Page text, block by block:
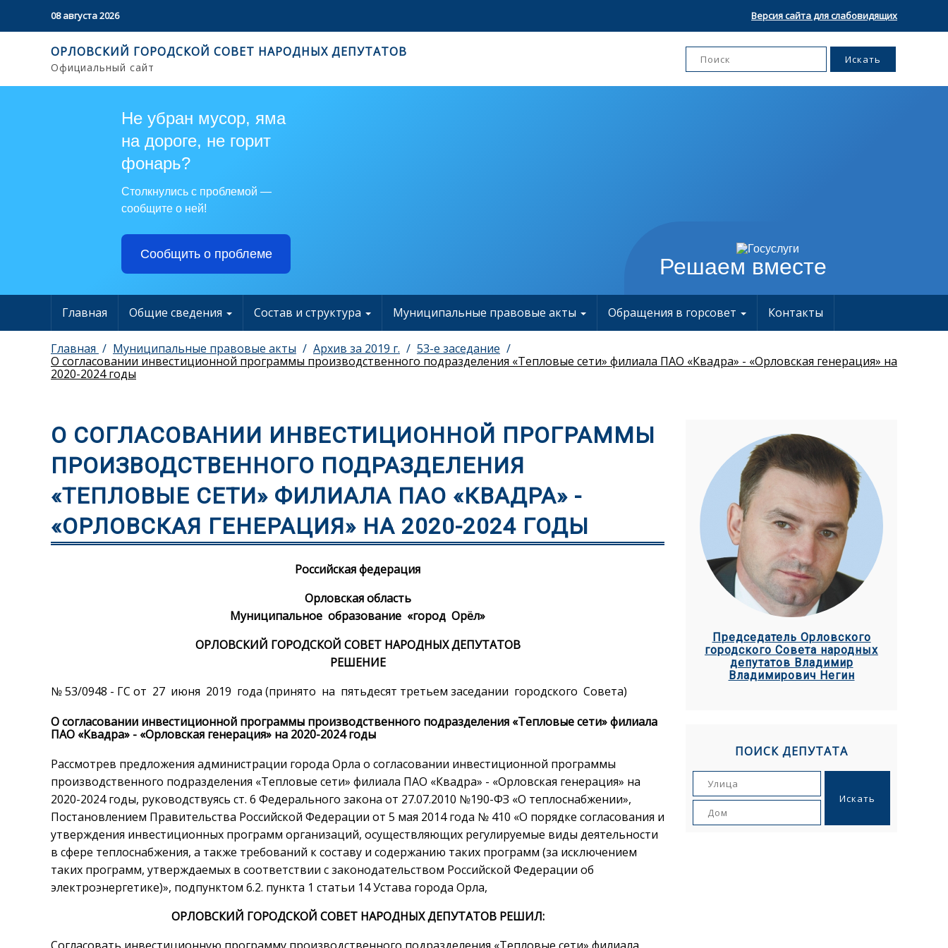
08 августа 2026 Версия сайта для слабовидящих
ОРЛОВСКИЙ ГОРОДСКОЙ СОВЕТ НАРОДНЫХ ДЕПУТАТОВ
Официальный сайт
Решаем вместе
Не убран мусор, яма
на дороге, не горит
фонарь?
Столкнулись с проблемой —
сообщите о ней!
Сообщить о проблеме
Главная Общие сведения Состав и структура Муниципальные правовые акты Обращения в горсовет Контакты
Главная Муниципальные правовые акты Архив за 2019 г.
53-е заседание
О согласовании инвестиционной программы производственного подразделения «Тепловые сети» филиала ПАО «Квадра» - «Орловская генерация» на
2020-2024 годы
О СОГЛАСОВАНИИ ИНВЕСТИЦИОННОЙ ПРОГРАММЫ
ПРОИЗВОДСТВЕННОГО ПОДРАЗДЕЛЕНИЯ
«ТЕПЛОВЫЕ СЕТИ» ФИЛИАЛА ПАО «КВАДРА» -
«ОРЛОВСКАЯ ГЕНЕРАЦИЯ» НА 2020-2024 ГОДЫ
Российская федерация
Орловская область
Муниципальное образование «город Орёл»
ОРЛОВСКИЙ ГОРОДСКОЙ СОВЕТ НАРОДНЫХ ДЕПУТАТОВ
РЕШЕНИЕ
№ 53/0948 - ГС от 27 июня 2019 года (принято на пятьдесят третьем заседании городского Совета)
О согласовании инвестиционной программы производственного подразделения «Тепловые сети» филиала
ПАО «Квадра» - «Орловская генерация» на 2020-2024 годы
Рассмотрев предложения администрации города Орла о согласовании инвестиционной программы
производственного подразделения «Тепловые сети» филиала ПАО «Квадра» - «Орловская генерация» на
2020-2024 годы, руководствуясь ст. 6 Федерального закона от 27.07.2010 №190-ФЗ «О теплоснабжении»,
Постановлением Правительства Российской Федерации от 5 мая 2014 года № 410 «О порядке согласования и
утверждения инвестиционных программ организаций, осуществляющих регулируемые виды деятельности
в сфере теплоснабжения, а также требований к составу и содержанию таких программ (за исключением
таких программ, утверждаемых в соответствии с законодательством Российской Федерации об
электроэнергетике)», подпунктом 6.2. пункта 1 статьи 14 Устава города Орла,
ОРЛОВСКИЙ ГОРОДСКОЙ СОВЕТ НАРОДНЫХ ДЕПУТАТОВ РЕШИЛ:
Председатель Орловского
городского Совета народных
депутатов Владимир
Владимирович Негин
ПОИСК ДЕПУТАТА